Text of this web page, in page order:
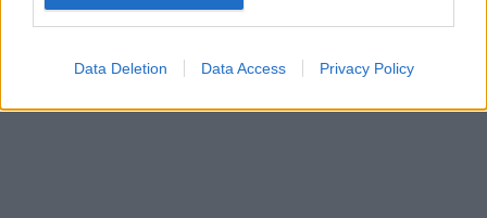
Data Deletion Data Access Privacy Policy
Αρχιερατική Θεία Λειτουργία στον Αγιο Αιμιλιανό
Πάτρας ΦΩΤΟ